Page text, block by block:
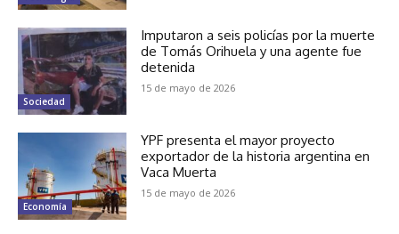
Sociedad
Imputaron a seis policías por la muerte
de Tomás Orihuela y una agente fue
detenida
15 de mayo de 2026
Economía
YPF presenta el mayor proyecto
exportador de la historia argentina en
Vaca Muerta
15 de mayo de 2026